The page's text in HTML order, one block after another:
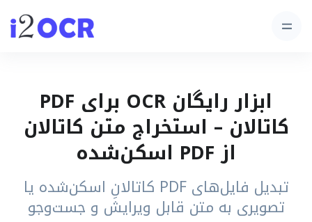
ابزار رایگان OCR برای PDF
کاتالان – استخراج متن کاتالان
از PDF اسکن‌شده
تبدیل فایل‌های PDF کاتالانِ اسکن‌شده یا
تصویری به متن قابل ویرایش و جست‌وجو